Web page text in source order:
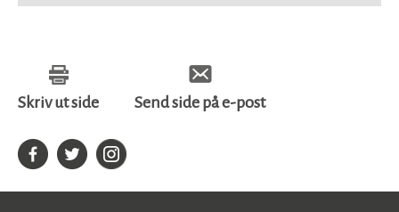
Skriv ut side Send side på e-post